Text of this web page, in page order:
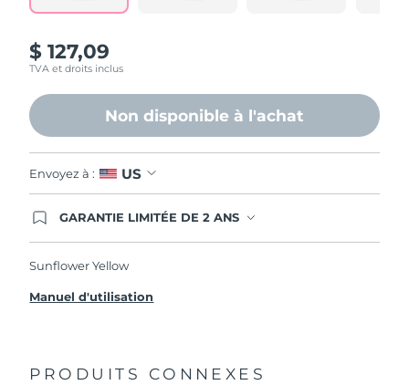
$ 127,09
TVA et droits inclus
Non disponible à l'achat
Envoyez à : US
GARANTIE LIMITÉE DE 2 ANS
FOREO. Cela signifie que si vous rencontrez des
de garantie limitée, FOREO vous remplace ce
Sunflower Yellow
Manuel d'utilisation
PRODUITS CONNEXES